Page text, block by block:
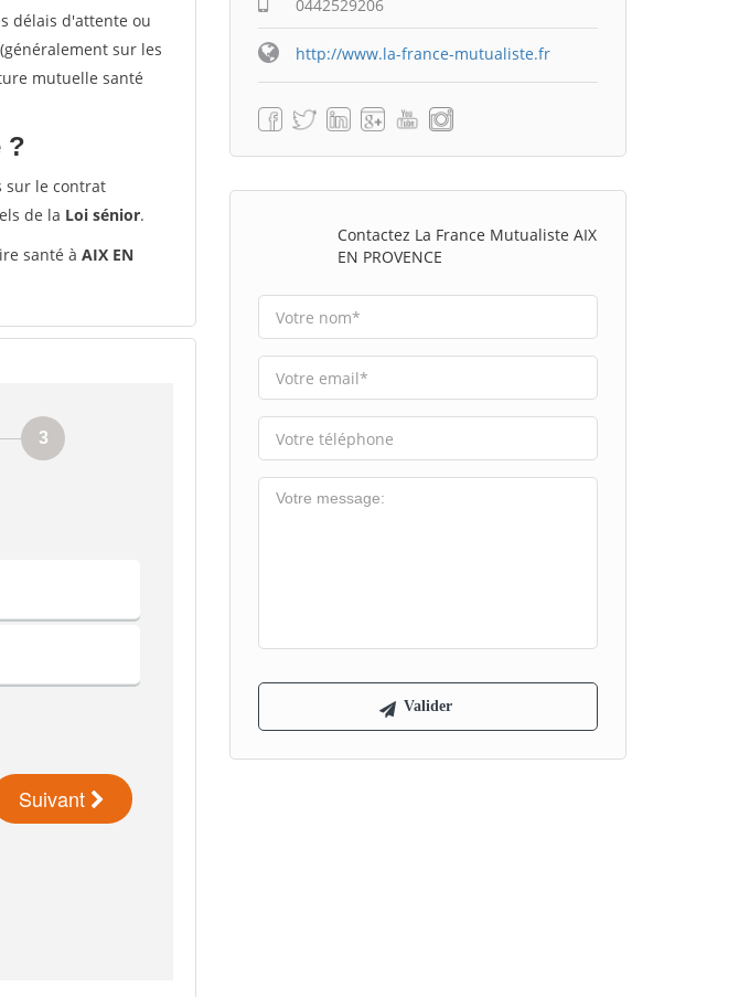
délais d'attente ou
sur les
mutuelle santé
?
sur le contrat
de la Loi sénior.
santé à AIX EN
0442529206
http://www.la-france-mutualiste.fr
Contactez La France Mutualiste AIX
EN PROVENCE